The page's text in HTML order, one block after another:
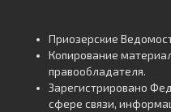
Приозерские
Копирование
правообладателя.
Зарегистрировано
сфере связи,